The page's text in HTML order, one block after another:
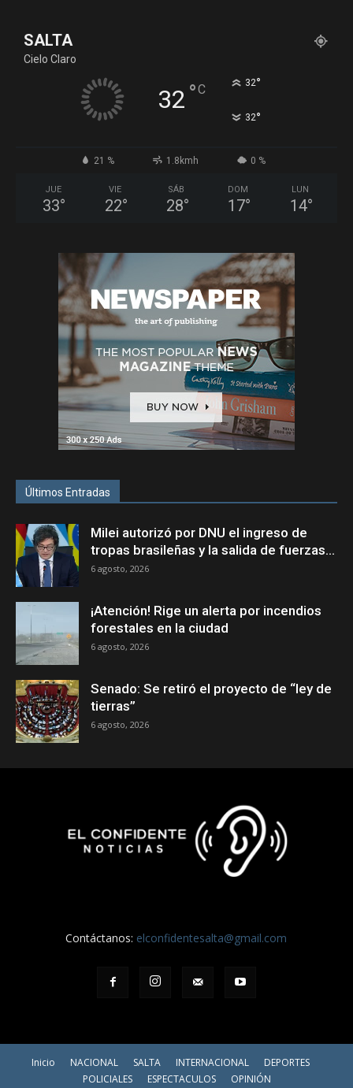
SALTA
Cielo Claro
32 °C 32°
32°
21 % 1.8kmh 0 %
JUE
33°
VIE
22°
SÁB
28°
DOM
17°
LUN
14°
Últimos Entradas
Milei autorizó por DNU el ingreso de
tropas brasileñas y la salida de fuerzas...
6 agosto, 2026
¡Atención! Rige un alerta por incendios
forestales en la ciudad
6 agosto, 2026
Senado: Se retiró el proyecto de “ley de
tierras”
6 agosto, 2026
Contáctanos: elconfidentesalta@gmail.com
Inicio NACIONAL SALTA INTERNACIONAL
DEPORTES
POLICIALES
ESPECTACULOS OPINIÓN